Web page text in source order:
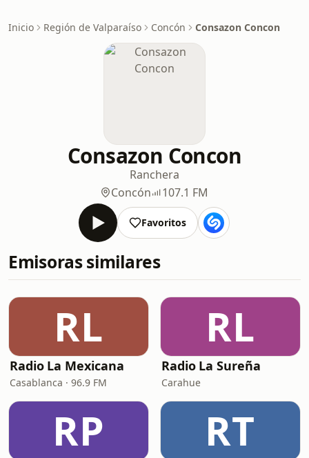
Inicio Región de Valparaíso Concón Consazon Concon
Consazon Concon
Ranchera
Concón
107.1 FM
Favoritos
Emisoras similares
RL
Radio La Mexicana
Casablanca · 96.9 FM
RL
Radio La Sureña
Carahue
RP RT